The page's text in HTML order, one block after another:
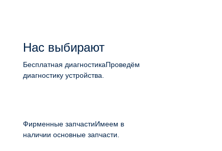
Нас выбирают
Бесплатная диагностикаПроведём
диагностику устройства.
Фирменные запчастиИмеем в
наличии основные запчасти.